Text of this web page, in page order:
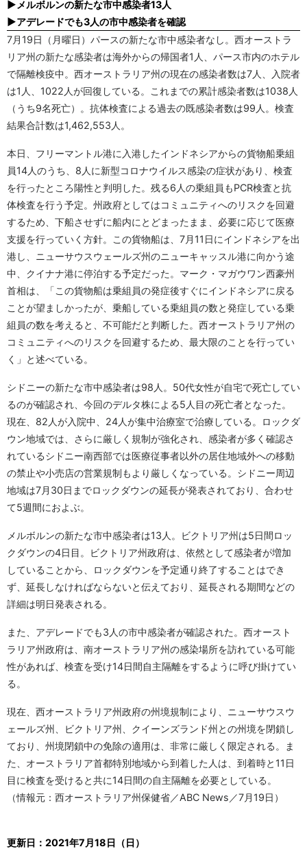
▶メルボルンの新たな市中感染者13人
▶アデレードでも3人の市中感染者を確認
7月19日（月曜日）パースの新たな市中感染者なし。西オーストラ
リア州の新たな感染者は海外からの帰国者1人、パース市内のホテル
で隔離検疫中。西オーストラリア州の現在の感染者数は7人、入院者
は1人、1022人が回復している。これまでの累計感染者数は1038人
（うち9名死亡）。抗体検査による過去の既感染者数は99人。検査
結果合計数は1,462,553人。
本日、フリーマントル港に入港したインドネシアからの貨物船乗組
員14人のうち、8人に新型コロナウイルス感染の症状があり、検査
を行ったところ陽性と判明した。残る6人の乗組員もPCR検査と抗
体検査を行う予定。州政府としてはコミュニティへのリスクを回避
するため、下船させずに船内にとどまったまま、必要に応じて医療
支援を行っていく方針。この貨物船は、7月11日にインドネシアを出
港し、ニューサウスウェールズ州のニューキャッスル港に向かう途
中、クイナナ港に停泊する予定だった。マーク・マガウワン西豪州
首相は、「この貨物船は乗組員の発症後すぐにインドネシアに戻る
ことが望ましかったが、乗船している乗組員の数と発症している乗
組員の数を考えると、不可能だと判断した。西オーストラリア州の
コミュニティへのリスクを回避するため、最大限のことを行ってい
く」と述べている。
シドニーの新たな市中感染者は98人。50代女性が自宅で死亡してい
るのが確認され、今回のデルタ株による5人目の死亡者となった。
現在、82人が入院中、24人が集中治療室で治療している。ロックダ
ウン地域では、さらに厳しく規制が強化され、感染者が多く確認さ
れているシドニー南西部では医療従事者以外の居住地域外への移動
の禁止や小売店の営業規制もより厳しくなっている。シドニー周辺
地域は7月30日までロックダウンの延長が発表されており、合わせ
て5週間におよぶ。
メルボルンの新たな市中感染者は13人。ビクトリア州は5日間ロッ
クダウンの4日目。ビクトリア州政府は、依然として感染者が増加
していることから、ロックダウンを予定通り終了することはでき
ず、延長しなければならないと伝えており、延長される期間などの
詳細は明日発表される。
また、アデレードでも3人の市中感染者が確認された。西オースト
ラリア州政府は、南オーストラリア州の感染場所を訪れている可能
性があれば、検査を受け14日間自主隔離をするように呼び掛けてい
る。
現在、西オーストラリア州政府の州境規制により、ニューサウスウ
ェールズ州、ビクトリア州、クイーンズランド州との州境を閉鎖し
ており、州境閉鎖中の免除の適用は、非常に厳しく限定される。ま
た、オーストラリア首都特別地域から到着した人は、到着時と11日
目に検査を受けると共に14日間の自主隔離を必要としている。
（情報元：西オーストラリア州保健省／ABC News／7月19日）
更新日：2021年7月18日（日）